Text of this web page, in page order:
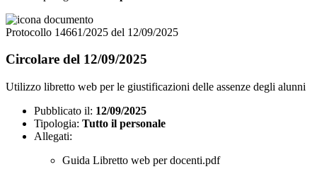
Protocollo 14661/2025 del 12/09/2025
Circolare del 12/09/2025
Utilizzo libretto web per le giustificazioni delle assenze degli alunni
Pubblicato il: 12/09/2025
Tipologia: Tutto il personale
Allegati:
Guida Libretto web per docenti.pdf